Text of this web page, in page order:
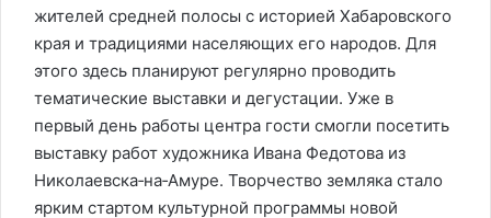
жителей средней полосы с историей Хабаровского
края и традициями населяющих его народов. Для
этого здесь планируют регулярно проводить
тематические выставки и дегустации. Уже в
первый день работы центра гости смогли посетить
выставку работ художника Ивана Федотова из
Николаевска‑на‑Амуре. Творчество земляка стало
ярким стартом культурной программы новой